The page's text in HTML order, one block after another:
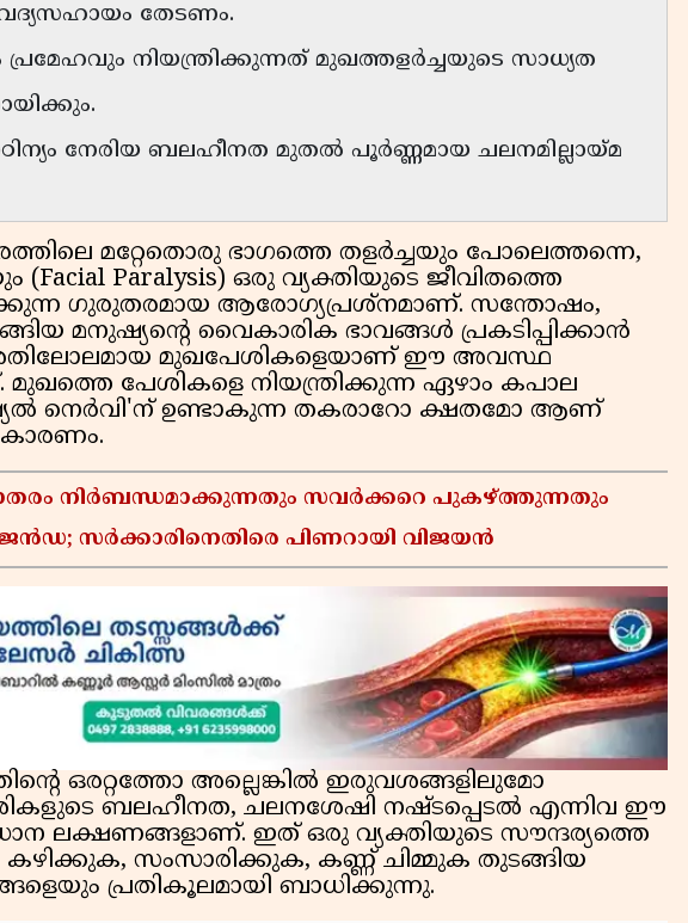
തേടണം.
പ്രമേഹവും നിയന്ത്രിക്കുന്നത് മുഖത്തളർച്ചയുടെ സാധ്യത
നേരിയ ബലഹീനത മുതൽ പൂർണ്ണമായ ചലനമില്ലായ്മ
മറ്റേതൊരു ഭാഗത്തെ തളർച്ചയും പോലെത്തന്നെ,
(Facial Paralysis) ഒരു വ്യക്തിയുടെ ജീവിതത്തെ
ഗുരുതരമായ ആരോഗ്യപ്രശ്നമാണ്. സന്തോഷം,
മനുഷ്യന്റെ വൈകാരിക ഭാവങ്ങൾ പ്രകടിപ്പിക്കാൻ
മുഖപേശികളെയാണ് ഈ അവസ്ഥ
മുഖത്തെ പേശികളെ നിയന്ത്രിക്കുന്ന ഏഴാം കപാല
നെർവി'ന് ഉണ്ടാകുന്ന തകരാറോ ക്ഷതമോ ആണ്
നിർബന്ധമാക്കുന്നതും സവർക്കറെ പുകഴ്ത്തുന്നതും
സർക്കാരിനെതിരെ പിണറായി വിജയൻ
ഒരറ്റത്തോ അല്ലെങ്കിൽ ഇരുവശങ്ങളിലുമോ
ബലഹീനത, ചലനശേഷി നഷ്ടപ്പെടൽ എന്നിവ ഈ
ലക്ഷണങ്ങളാണ്. ഇത് ഒരു വ്യക്തിയുടെ സൗന്ദര്യത്തെ
കഴിക്കുക, സംസാരിക്കുക, കണ്ണ് ചിമ്മുക തുടങ്ങിയ
പ്രതികൂലമായി ബാധിക്കുന്നു.